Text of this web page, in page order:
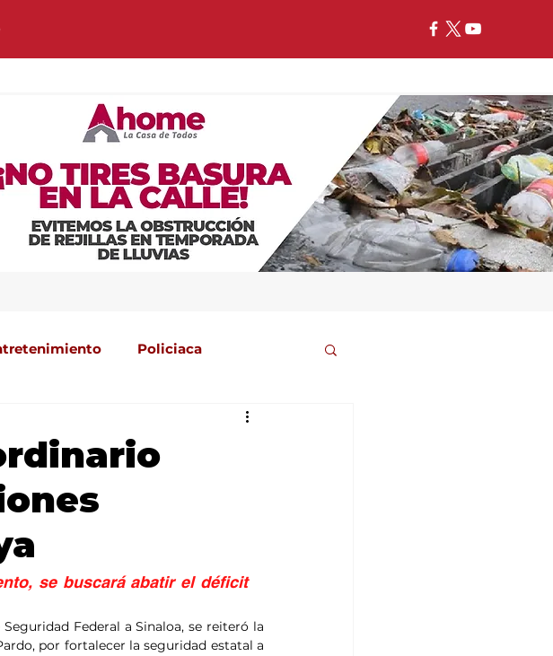
Policiaca
se buscará abatir el déficit
Federal a Sinaloa, se reiteró la
por fortalecer la seguridad estatal a